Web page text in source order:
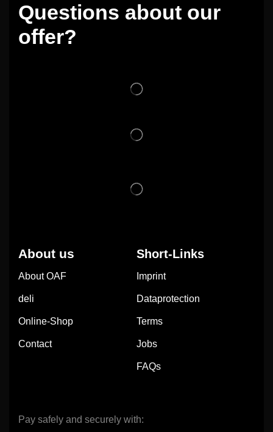
Questions about our
offer?
About us
About OAF
deli
Online-Shop
Contact
Short-Links
Imprint
Dataprotection
Terms
Jobs
FAQs
Pay safely and securely with: